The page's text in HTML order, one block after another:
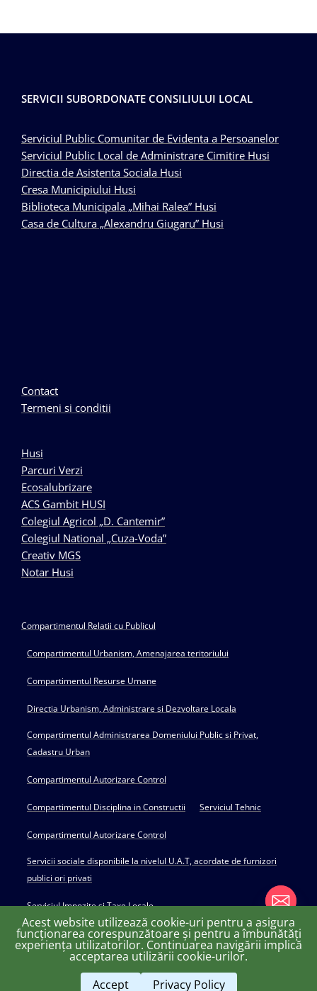
SERVICII SUBORDONATE CONSILIULUI LOCAL
Serviciul Public Comunitar de Evidenta a Persoanelor
Serviciul Public Local de Administrare Cimitire Husi
Directia de Asistenta Sociala Husi
Cresa Municipiului Husi
Biblioteca Municipala „Mihai Ralea” Husi
Casa de Cultura „Alexandru Giugaru” Husi
Contact
Termeni si conditii
Husi
Parcuri Verzi
Ecosalubrizare
ACS Gambit HUSI
Colegiul Agricol „D. Cantemir”
Colegiul National „Cuza-Voda”
Creativ MGS
Notar Husi
Compartimentul Relatii cu Publicul
Compartimentul Urbanism, Amenajarea teritoriului
Compartimentul Resurse Umane
Directia Urbanism, Administrare si Dezvoltare Locala
Compartimentul Administrarea Domeniului Public si Privat,
Cadastru Urban
Compartimentul Autorizare Control
Compartimentul Disciplina in Constructii Serviciul Tehnic
Compartimentul Autorizare Control
Servicii sociale disponibile la nivelul U.A.T, acordate de furnizori
publici ori privati
Serviciul Impozite si Taxe Locale
Copyright © 2022 Primăria Huși - powered by Creativ MGS
Acest website utilizează cookie-uri pentru a asigura
funcționarea corespunzătoare și pentru a îmbunătăți
experiența utilizatorilor. Continuarea navigării implică
acceptarea utilizării cookie-urilor.
Accept
Privacy Policy
chaty